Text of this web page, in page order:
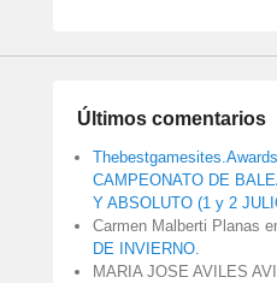
Últimos comentarios
CAMPEONATO DE
Y ABSOLUTO (1 y 2
Carmen Malberti Planas
DE INVIERNO.
MARIA JOSE AVILES